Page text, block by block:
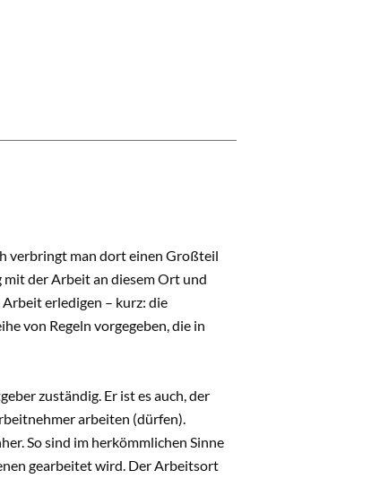
verbringt man dort einen Großteil
mit der Arbeit an diesem Ort und
erledigen – kurz: die
von Regeln vorgegeben, die in
zuständig. Er ist es auch, der
arbeiten (dürfen).
So sind im herkömmlichen Sinne
gearbeitet wird. Der Arbeitsort